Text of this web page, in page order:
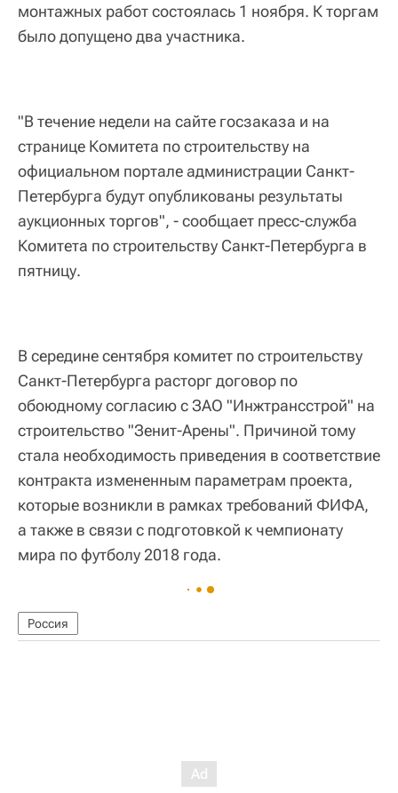
монтажных работ состоялась 1 ноября. К торгам
было допущено два участника.
"В течение недели на сайте госзаказа и на
странице Комитета по строительству на
официальном портале администрации Санкт-
Петербурга будут опубликованы результаты
аукционных торгов", - сообщает пресс-служба
Комитета по строительству Санкт-Петербурга в
пятницу.
В середине сентября комитет по строительству
Санкт-Петербурга расторг договор по
обоюдному согласию с ЗАО "Инжтрансстрой" на
строительство "Зенит-Арены". Причиной тому
стала необходимость приведения в соответствие
контракта измененным параметрам проекта,
которые возникли в рамках требований ФИФА,
а также в связи с подготовкой к чемпионату
мира по футболу 2018 года.
Россия